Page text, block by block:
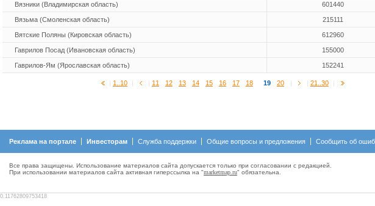
Вязники (Владимирская область) 601440
Вязьма (Смоленская область) 215111
Вятские Поляны (Кировская область) 612960
Гаврилов Посад (Ивановская область) 155000
Гаврилов-Ям (Ярославская область) 152241
| 1..10 | | 11 12 13 14 15 16 17 18 19 20 | | 21..30 |
Реклама на портале Инвесторам Служба поддержки Общие вопросы и предложения Сообщить об
Все права защищены. Использование материалов сайта допускается только при согласовании с редакцией.
При использовании материалов сайта активная гиперсcылка на "marketmap.ru" обязательна.
0.11762809753418